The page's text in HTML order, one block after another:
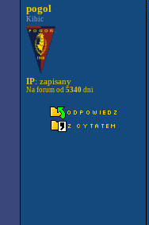
pogol
Kibic
IP: zapisany
Na forum od 5340dni